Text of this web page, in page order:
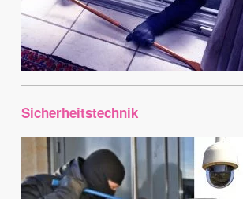
Sicherheitstechnik